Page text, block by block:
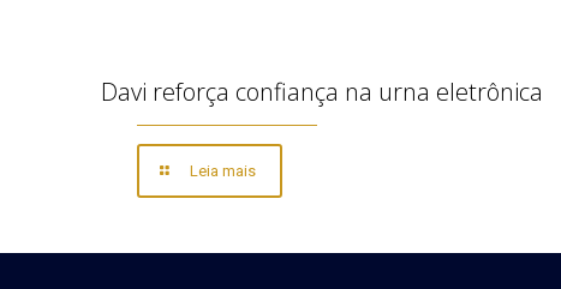
Davi reforça confiança na urna eletrônica
Leia mais